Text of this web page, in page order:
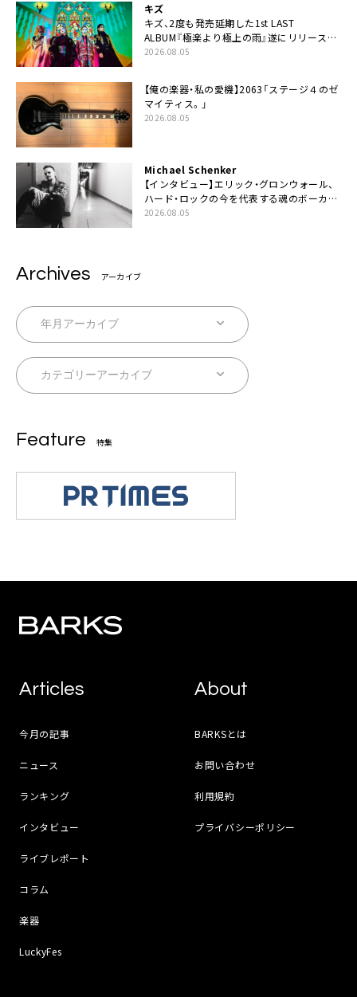
キズ
キズ、2度も発売延期した1st LAST
ALBUM『極楽より極上の雨』遂にリリース。
収録曲「はじまり」MV公開
2026.08.05
【俺の楽器・私の愛機】2063「ステージ４のゼ
マイティス。」
2026.08.05
Michael Schenker
【インタビュー】エリック・グロンウォール、
ハード・ロックの今を代表する魂のボーカリ
スト来日決定
2026.08.05
Archives アーカイブ
Feature 特集
Articles
今月の記事
ニュース
ランキング
インタビュー
ライブレポート
コラム
楽器
LuckyFes
About
BARKSとは
お問い合わせ
利用規約
プライバシーポリシー